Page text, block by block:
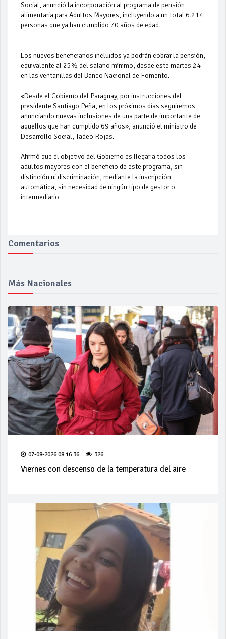
Social, anunció la incorporación al programa de pensión
alimentaria para Adultos Mayores, incluyendo a un total 6.214
personas que ya han cumplido 70 años de edad.
Los nuevos beneficiarios incluidos ya podrán cobrar la pensión,
equivalente al 25% del salario mínimo, desde este martes 24
en las ventanillas del Banco Nacional de Fomento.
«Desde el Gobierno del Paraguay, por instrucciones del
presidente Santiago Peña, en los próximos días seguiremos
anunciando nuevas inclusiones de una parte de importante de
aquellos que han cumplido 69 años», anunció el ministro de
Desarrollo Social, Tadeo Rojas.
Afirmó que el objetivo del Gobierno es llegar a todos los
adultos mayores con el beneficio de este programa, sin
distinción ni discriminación, mediante la inscripción
automática, sin necesidad de ningún tipo de gestor o
intermediario.
Comentarios
Más Nacionales
07-08-2026 08:16:36 326
Viernes con descenso de la temperatura del aire